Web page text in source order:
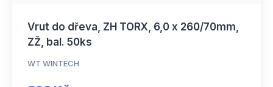
Vrut do dřeva, ZH TORX, 6,0 x 260/70mm,
ZŽ, bal. 50ks
WT WINTECH